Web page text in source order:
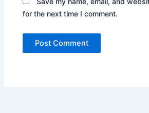
for the next time I comment.